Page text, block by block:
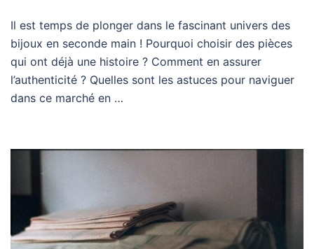
Il est temps de plonger dans le fascinant univers des
bijoux en seconde main ! Pourquoi choisir des pièces
qui ont déjà une histoire ? Comment en assurer
l’authenticité ? Quelles sont les astuces pour naviguer
dans ce marché en …